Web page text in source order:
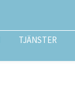
TJÄNSTER